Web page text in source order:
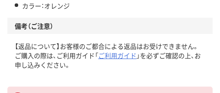
カラー：オレンジ
備考（ご注意）
【返品について】お客様のご都合による返品はお受けできません。
ご購入の際は、ご利用ガイド「ご利用ガイド 」を必ずご確認の上、お
申し込みください。